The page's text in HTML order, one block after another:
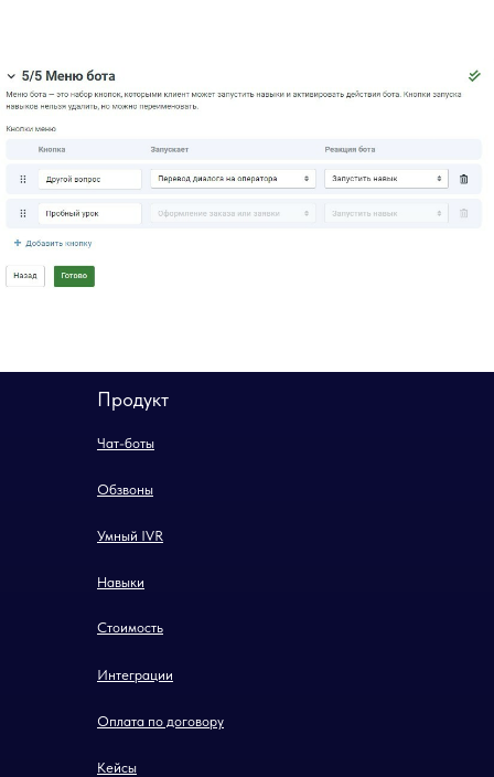
Чат-боты
Продукт
Обзвоны
Умный IVR
Оплата по договору
Навыки
Интеграции
Кейсы
Стоимость